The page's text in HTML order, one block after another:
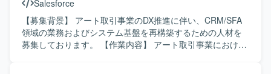
Salesforce
【募集背景】 アート取引事業のDX推進に伴い、CRM/SFA
領域の業務およびシステム基盤を再構築するための人材を
募集しております。 【作業内容】 アート取引事業における